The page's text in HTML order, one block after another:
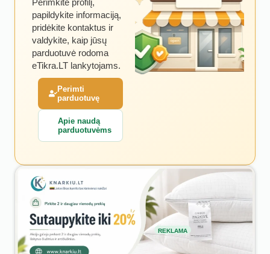
Perimkite profilį,
papildykite informaciją,
pridėkite kontaktus ir
valdykite, kaip jūsų
parduotuvė rodoma
eTikra.LT lankytojams.
Perimti
parduotuvę
Apie naudą
parduotuvėms
REKLAMA